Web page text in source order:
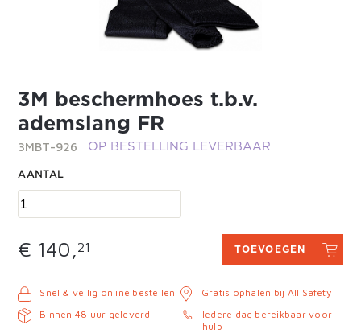
3M beschermhoes t.b.v.
ademslang FR
3MBT-926 OP BESTELLING LEVERBAAR
AANTAL
€ 140,21 TOEVOEGEN
Snel & veilig online bestellen
Binnen 48 uur geleverd
Gratis ophalen bij All Safety
Iedere dag bereikbaar voor
hulp